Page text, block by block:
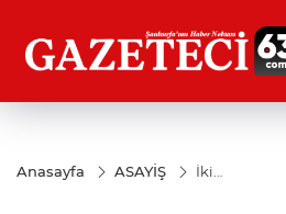
Anasayfa ASAYİŞ
İki